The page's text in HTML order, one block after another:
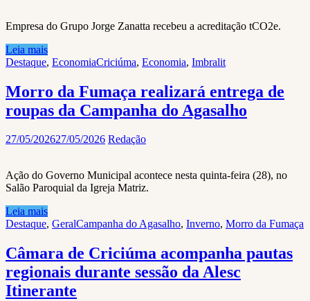
Empresa do Grupo Jorge Zanatta recebeu a acreditação tCO2e.
Leia mais
Destaque, EconomiaCriciúma, Economia, Imbralit
Morro da Fumaça realizará entrega de
roupas da Campanha do Agasalho
27/05/202627/05/2026 Redação
Ação do Governo Municipal acontece nesta quinta-feira (28), no
Salão Paroquial da Igreja Matriz.
Leia mais
Destaque, GeralCampanha do Agasalho, Inverno, Morro da Fumaça
Câmara de Criciúma acompanha pautas
regionais durante sessão da Alesc
Itinerante